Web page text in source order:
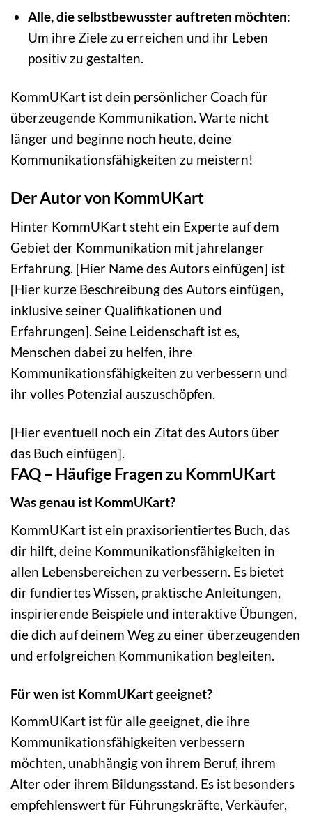
Alle, die selbstbewusster auftreten möchten:
Um ihre Ziele zu erreichen und ihr Leben
positiv zu gestalten.
KommUKart ist dein persönlicher Coach für
überzeugende Kommunikation. Warte nicht
länger und beginne noch heute, deine
Kommunikationsfähigkeiten zu meistern!
Der Autor von KommUKart
Hinter KommUKart steht ein Experte auf dem
Gebiet der Kommunikation mit jahrelanger
Erfahrung. [Hier Name des Autors einfügen] ist
[Hier kurze Beschreibung des Autors einfügen,
inklusive seiner Qualifikationen und
Erfahrungen]. Seine Leidenschaft ist es,
Menschen dabei zu helfen, ihre
Kommunikationsfähigkeiten zu verbessern und
ihr volles Potenzial auszuschöpfen.
[Hier eventuell noch ein Zitat des Autors über
das Buch einfügen].
FAQ – Häufige Fragen zu KommUKart
Was genau ist KommUKart?
KommUKart ist ein praxisorientiertes Buch, das
dir hilft, deine Kommunikationsfähigkeiten in
allen Lebensbereichen zu verbessern. Es bietet
dir fundiertes Wissen, praktische Anleitungen,
inspirierende Beispiele und interaktive Übungen,
die dich auf deinem Weg zu einer überzeugenden
und erfolgreichen Kommunikation begleiten.
Für wen ist KommUKart geeignet?
KommUKart ist für alle geeignet, die ihre
Kommunikationsfähigkeiten verbessern
möchten, unabhängig von ihrem Beruf, ihrem
Alter oder ihrem Bildungsstand. Es ist besonders
empfehlenswert für Führungskräfte, Verkäufer,